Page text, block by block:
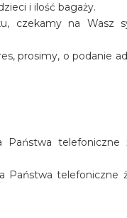
i ilość bagaży.
czekamy na Wasz
prosimy, o podanie
Państwa
Państwa telefoniczne